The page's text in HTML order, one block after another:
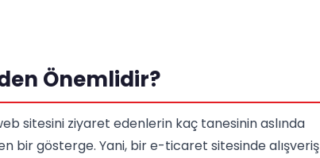
Önemlidir?
sitesini ziyaret edenlerin kaç tanesinin aslında
bir gösterge. Yani, bir e-ticaret sitesinde alışveriş